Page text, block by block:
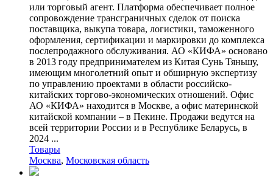
или торговый агент. Платформа обеспечивает полное
сопровождение трансграничных сделок от поиска
поставщика, выкупа товара, логистики, таможенного
оформления, сертификации и маркировки до комплекса
послепродажного обслуживания. АО «КИФА» основано
в 2013 году предпринимателем из Китая Сунь Тяньшу,
имеющим многолетний опыт и обширную экспертизу
по управлению проектами в области российско-
китайских торгово-экономических отношений. Офис
АО «КИФА» находится в Москве, а офис материнской
китайской компании – в Пекине. Продажи ведутся на
всей территории России и в Республике Беларусь, в
2024 ...
Товары
Москва, Московская область